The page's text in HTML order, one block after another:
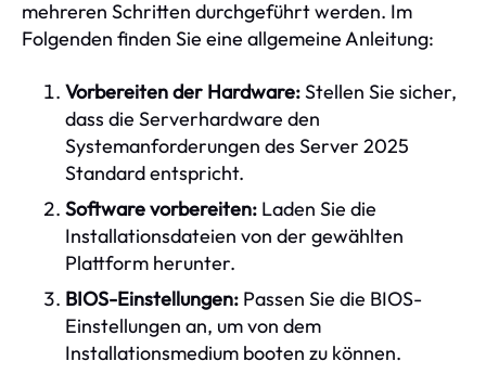
mehreren Schritten durchgeführt werden. Im
Folgenden finden Sie eine allgemeine Anleitung:
Vorbereiten der Hardware:Stellen Sie sicher,
dass die Serverhardware den
Systemanforderungen des Server 2025
Standard entspricht.
Software vorbereiten: Laden Sie die
Installationsdateien von der gewählten
Plattform herunter.
BIOS-Einstellungen: Passen Sie die BIOS-
Einstellungen an, um von dem
Installationsmedium booten zu können.